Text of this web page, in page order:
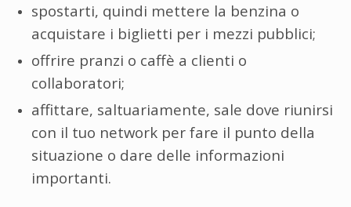
spostarti, quindi mettere la benzina o
acquistare i biglietti per i mezzi pubblici;
offrire pranzi o caffè a clienti o
collaboratori;
affittare, saltuariamente, sale dove riunirsi
con il tuo network per fare il punto della
situazione o dare delle informazioni
importanti.